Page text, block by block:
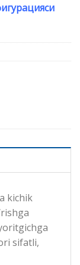
kichik
sifatli,